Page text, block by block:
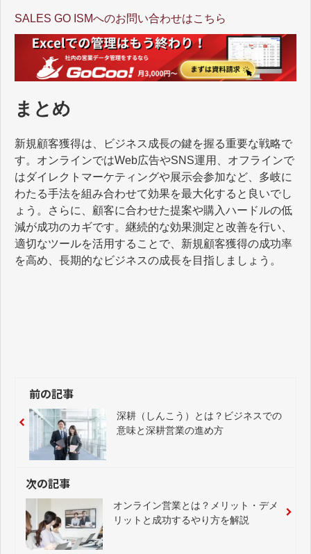
SALES GO ISMへのお問い合わせはこちら
まとめ
新規顧客獲得は、ビジネス成長の鍵を握る重要な戦略で
す。オンラインではWeb広告やSNS運用、オフラインで
はダイレクトマーケティングや展示会参加など、多岐に
わたる手法を組み合わせて効果を最大化すると良いでし
ょう。さらに、顧客に合わせた提案や購入ハードルの低
減が成功のカギです。継続的な効果測定と改善を行い、
適切なツールを活用することで、新規顧客獲得の成功率
を高め、長期的なビジネスの成長を目指しましょう。
前の記事
深耕（しんこう）とは？ビジネスでの
意味と深耕営業の進め方
次の記事
オンライン営業とは？メリット・デメ
リットと成功するやり方を解説